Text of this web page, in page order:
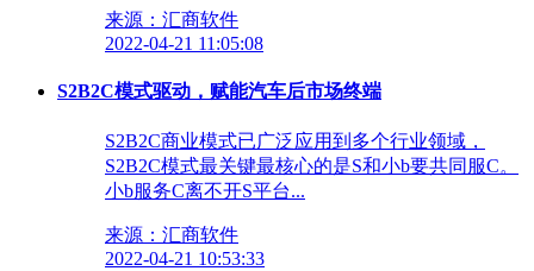
来源：汇商软件
2022-04-21 11:05:08
S2B2C模式驱动，赋能汽车后市场终端
S2B2C商业模式已广泛应用到多个行业领域，
S2B2C模式最关键最核心的是S和小b要共同服C。
小b服务C离不开S平台...
来源：汇商软件
2022-04-21 10:53:33